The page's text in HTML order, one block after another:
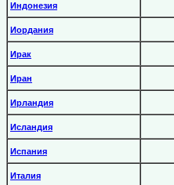
Индонезия
Иордания
Ирак
Иран
Ирландия
Исландия
Испания
Италия